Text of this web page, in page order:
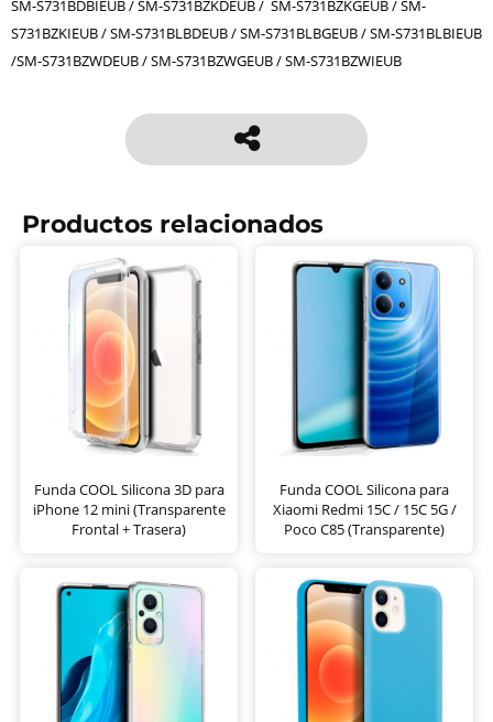
SM-S731BDBIEUB / SM-S731BZKDEUB / SM-S731BZKGEUB / SM-
S731BZKIEUB / SM-S731BLBDEUB / SM-S731BLBGEUB / SM-S731BLBIEUB
/SM-S731BZWDEUB / SM-S731BZWGEUB / SM-S731BZWIEUB
Productos relacionados
Funda COOL Silicona 3D para
iPhone 12 mini (Transparente
Frontal + Trasera)
Funda COOL Silicona para
Xiaomi Redmi 15C / 15C 5G /
Poco C85 (Transparente)